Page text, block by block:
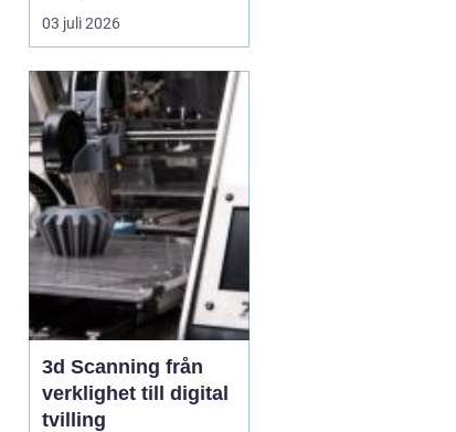
behandlingsmetod som
stödjer kroppens egen
ligger på balans, lugn
och ökad närvaro
snarare än snabba
mirakel. Många som
provar upplever ...
03 juli 2026
3d Scanning från
verklighet till digital
tvilling